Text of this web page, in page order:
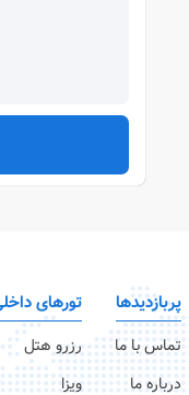
پربازدیدها
تماس با ما
درباره ما
تورهای
رزرو هتل
ویزا